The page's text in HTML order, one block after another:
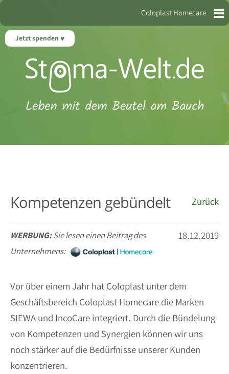
Jetzt spenden
Coloplast Homecare
Kompetenzen gebündelt Zurück
18.12.2019
WERBUNG:Sie lesen einen Beitrag des
Unternehmens:
Vor über einem Jahr hat Coloplast unter dem
Geschäftsbereich Coloplast Homecare die Marken
SIEWA und IncoCare integriert. Durch die Bündelung
von Kompetenzen und Synergien können wir uns
noch stärker auf die Bedürfnisse unserer Kunden
konzentrieren.